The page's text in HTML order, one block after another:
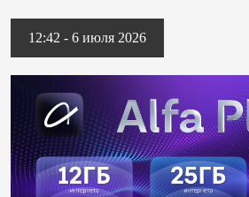
12:42 - 6 июля 2026